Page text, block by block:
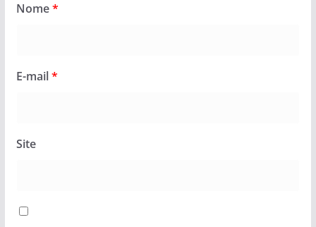
Nome*
E-mail*
Site